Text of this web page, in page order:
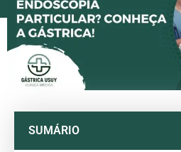
SUMÁRIO